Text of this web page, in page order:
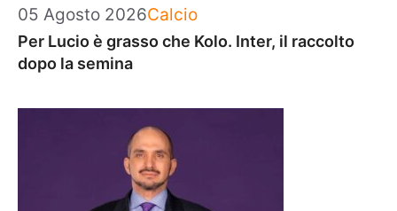
05 Agosto 2026Categorie
Calcio
Per Lucio è grasso che Kolo. Inter, il raccolto
dopo la semina